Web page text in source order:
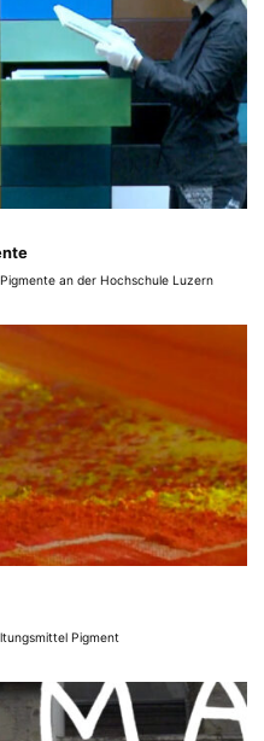
an der Hochschule Luzern
Pigment